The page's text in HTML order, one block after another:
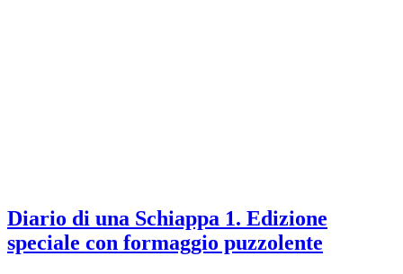
Diario di una Schiappa 1. Edizione
speciale con formaggio puzzolente